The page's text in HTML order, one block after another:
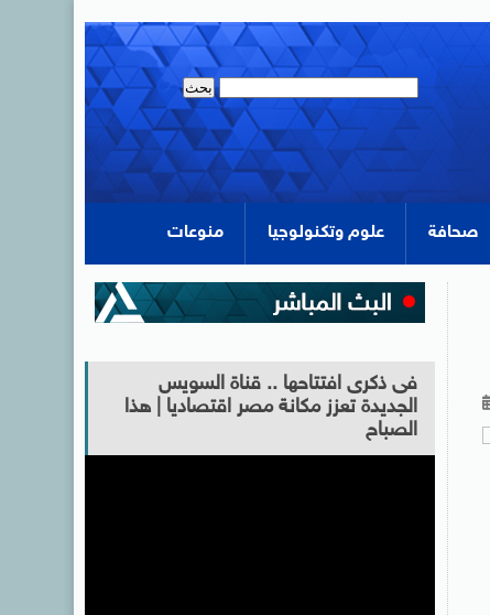
صحافة علوم وتكنولوجيا منوعات
فى ذكرى افتتاحها .. قناة السويس
الجديدة تعزز مكانة مصر اقتصاديا | هذا
الصباح